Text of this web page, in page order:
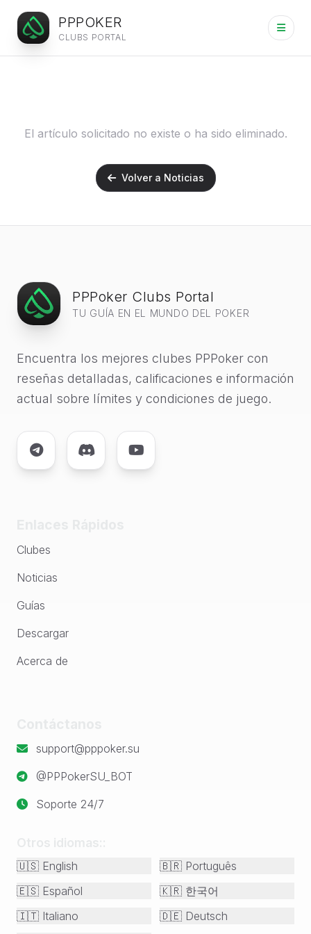
PPPOKER
CLUBS PORTAL
El artículo solicitado no existe o ha sido eliminado.
Volver a Noticias
PPPoker Clubs Portal
TU GUÍA EN EL MUNDO DEL POKER
Encuentra los mejores clubes PPPoker con
reseñas detalladas, calificaciones e información
actual sobre límites y condiciones de juego.
Clubes
Noticias
Guías
Descargar
Acerca de
support@pppoker.su
@PPPokerSU_BOT
Soporte 24/7
🇺🇸 English 🇧🇷 Português
🇪🇸 Español 🇰🇷 한국어
🇮🇹 Italiano 🇩🇪 Deutsch